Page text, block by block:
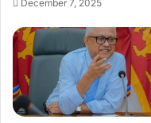
December 7, 2025